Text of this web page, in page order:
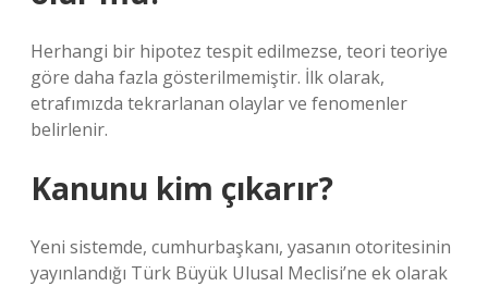
Herhangi bir hipotez tespit edilmezse, teori teoriye
göre daha fazla gösterilmemiştir. İlk olarak,
etrafımızda tekrarlanan olaylar ve fenomenler
belirlenir.
Kanunu kim çıkarır?
Yeni sistemde, cumhurbaşkanı, yasanın otoritesinin
yayınlandığı Türk Büyük Ulusal Meclisi’ne ek olarak